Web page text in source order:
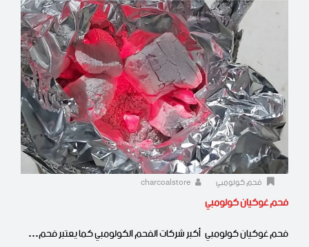
فحم كولومبي
فحم غوكيان كولومبي
فحم غوكيان كولومبي أكبر شركات الفحم الكولومبي كما يعتبر فحم…